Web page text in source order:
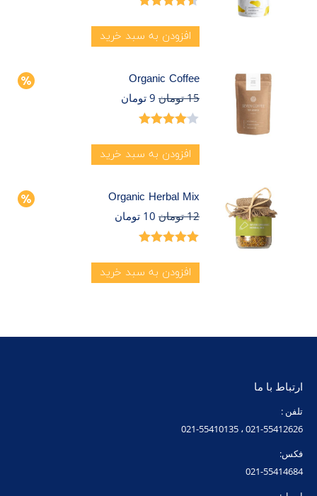
از 5
افزودن به سبد خرید
Organic Coffee
15 تومان 9 تومان
از 5
افزودن به سبد خرید
Organic Herbal Mix
12 تومان 10 تومان
افزودن به سبد خرید
ارتباط با ما
تلفن :
021-55412626 ، 021-55410135
فکس:
021-55414684